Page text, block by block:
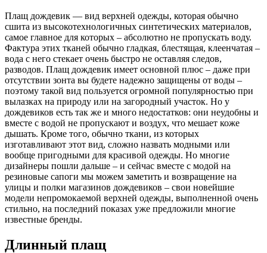
Плащ дождевик — вид верхней одежды, которая обычно
сшита из высокотехнологичных синтетических материалов,
самое главное для которых – абсолютно не пропускать воду.
Фактура этих тканей обычно гладкая, блестящая, клеенчатая –
вода с него стекает очень быстро не оставляя следов,
разводов. Плащ дождевик имеет основной плюс – даже при
отсутствии зонта вы будете надежно защищены от воды –
поэтому такой вид пользуется огромной популярностью при
вылазках на природу или на загородный участок. Но у
дождевиков есть так же и много недостатков: они неудобны и
вместе с водой не пропускают и воздух, что мешает коже
дышать. Кроме того, обычно ткани, из которых
изготавливают этот вид, сложно назвать модными или
вообще пригодными для красивой одежды. Но многие
дизайнеры пошли дальше – и сейчас вместе с модой на
резиновые сапоги мы можем заметить и возвращение на
улицы и полки магазинов дождевиков – свои новейшие
модели непромокаемой верхней одежды, выполненной очень
стильно, на последний показах уже предложили многие
известные бренды.
Длинный плащ